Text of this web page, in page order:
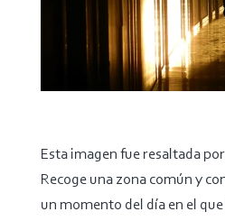
Esta imagen fue resaltada
Recoge una zona común y
un momento del día en el que